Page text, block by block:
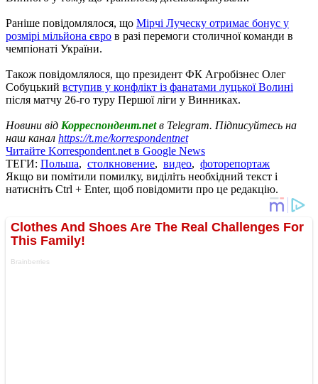
Раніше повідомлялося, що Мірчі Луческу отримає бонус у
розмірі мільйона євро в разі перемоги столичної команди в
чемпіонаті України.
Також повідомлялося, що президент ФК Агробізнес Олег
Собуцький вступив у конфлікт із фанатами луцької Волині
після матчу 26-го туру Першої ліги у Винниках.
Новини від Корреспондент.netв Telegram. Підписуйтесь на
наш канал https://t.me/korrespondentnet
Читайте Korrespondent.net в Google News
ТЕГИ: Польша, столкновение, видео, фоторепортаж
Якщо ви помітили помилку, виділіть необхідний текст і
натисніть Ctrl + Enter, щоб повідомити про це редакцію.